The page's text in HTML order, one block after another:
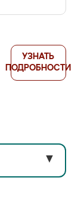
УЗНАТЬ
ПОДРОБНОСТИ
▼